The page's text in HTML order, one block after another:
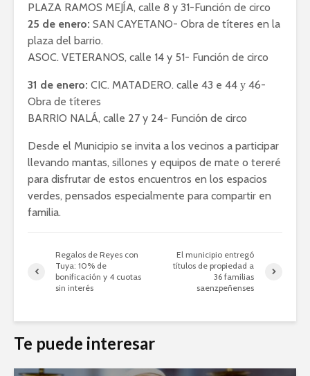
PLAZA RAMOS MEJÍA, calle 8 y 31-Función de circo
25 de enero: SAN CAYETANO- Obra de títeres en la
plaza del barrio.
ASOC. VETERANOS, calle 14 y 51- Función de circo
31 de enero: CIC. MATADERO. calle 43 e 44 у 46-
Obra de títeres
BARRIO NALÁ, calle 27 y 24- Función de circo
Desde el Municipio se invita a los vecinos a participar
llevando mantas, sillones y equipos de mate o tereré
para disfrutar de estos encuentros en los espacios
verdes, pensados especialmente para compartir en
familia.
Regalos de Reyes con
Tuya: 10% de
bonificación y 4 cuotas
sin interés
El municipio entregó
títulos de propiedad a
36 familias
saenzpeñenses
Te puede interesar